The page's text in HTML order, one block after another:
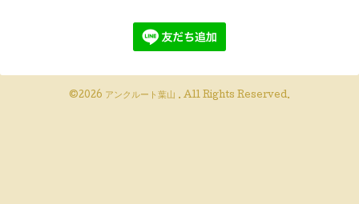
©2026 アンクルート葉山 . All Rights Reserved.